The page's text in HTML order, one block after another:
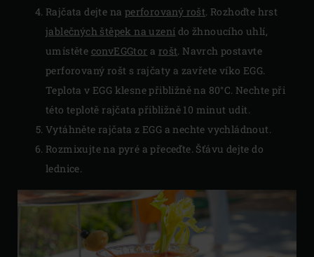
Rajčata dejte na perforovaný rošt. Rozhoďte hrst
jablečných štěpek na uzení do žhnoucího uhlí,
umístěte convEGGtor a rošt. Navrch postavte
perforovaný rošt s rajčaty a zavřete víko EGG.
Teplota v EGG klesne přibližně na 80°C. Nechte při
této teplotě rajčata přibližně 10 minut udit.
Vytáhněte rajčata z EGG a nechte vychládnout.
Rozmixujte na pyré a přeceďte. Šťávu dejte do
lednice.